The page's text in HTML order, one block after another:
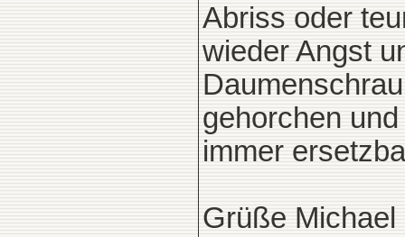
Abriss oder
wieder Angst
gehorchen
immer
Grüße Michael